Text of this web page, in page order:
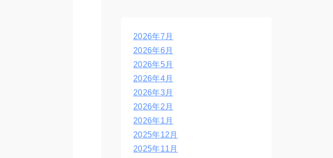
2026年7月
2026年6月
2026年5月
2026年4月
2026年3月
2026年2月
2026年1月
2025年12月
2025年11月